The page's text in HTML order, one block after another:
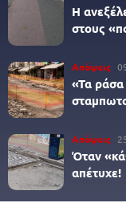
Η
στους
Απόψεις
«Τα
Απόψεις
Όταν
απέτυχε!